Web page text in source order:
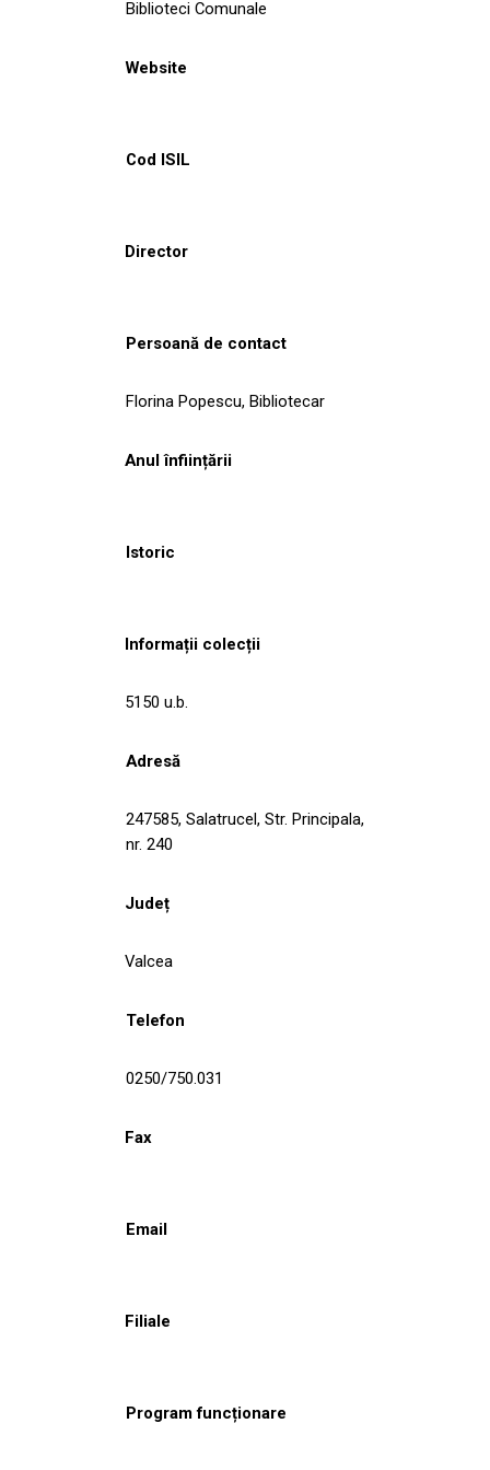
Biblioteci Comunale
Website
Cod ISIL
Director
Persoană de contact
Florina Popescu, Bibliotecar
Anul înființării
Istoric
Informații colecții
5150 u.b.
Adresă
247585, Salatrucel, Str. Principala,
nr. 240
Județ
Valcea
Telefon
0250/750.031
Fax
Email
Filiale
Program funcționare